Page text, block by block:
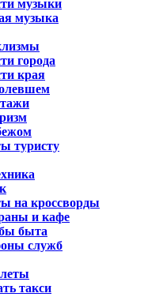
музыки
музыка
города
края
туристу
на кроссворды
и кафе
быта
служб
такси